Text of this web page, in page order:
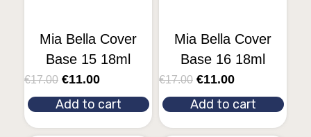
Mia Bella Cover
Base 15 18ml
€17.00 €11.00
Add to cart
Mia Bella Cover
Base 16 18ml
€17.00 €11.00
Add to cart